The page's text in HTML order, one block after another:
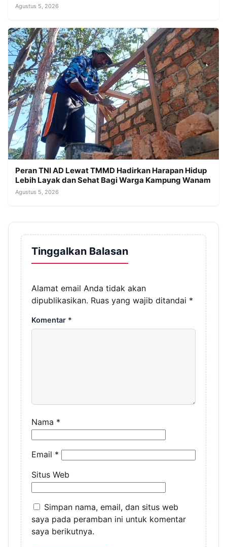
Agustus 5, 2026
Peran TNI AD Lewat TMMD Hadirkan Harapan Hidup
Lebih Layak dan Sehat Bagi Warga Kampung Wanam
Agustus 5, 2026
Tinggalkan Balasan
Alamat email Anda tidak akan
dipublikasikan. Ruas yang wajib ditandai *
Komentar *
Nama *
Email *
Situs Web
Simpan nama, email, dan situs web
saya pada peramban ini untuk komentar
saya berikutnya.